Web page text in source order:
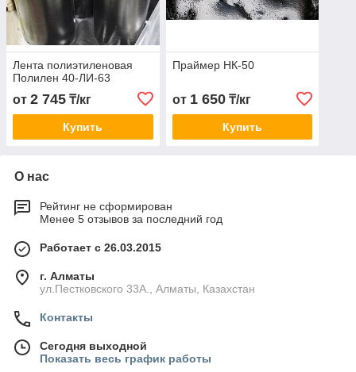
Лента полиэтиленовая
Полилен 40-ЛИ-63
от 2 745 ₸/кг
Купить
Праймер НК-50
от 1 650₸/кг
Купить
О нас
Рейтинг не сформирован
Менее 5 отзывов за последний год
Работает с 26.03.2015
г. Алматы
ул.Пестковского 33А., Алматы, Казахстан
Контакты
Сегодня выходной
Показать весь график работы